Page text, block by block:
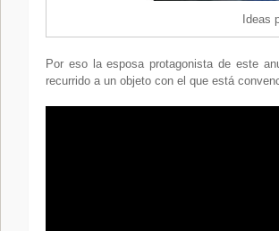
Ideas
Por eso la esposa protagonista de este
recurrido a un objeto con el que está